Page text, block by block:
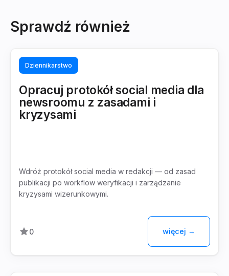
Sprawdź również
Dziennikarstwo
Opracuj protokół social media dla
newsroomu z zasadami i
kryzysami
Wdróż protokół social media w redakcji — od zasad
publikacji po workflow weryfikacji i zarządzanie
kryzysami wizerunkowymi.
0 więcej →